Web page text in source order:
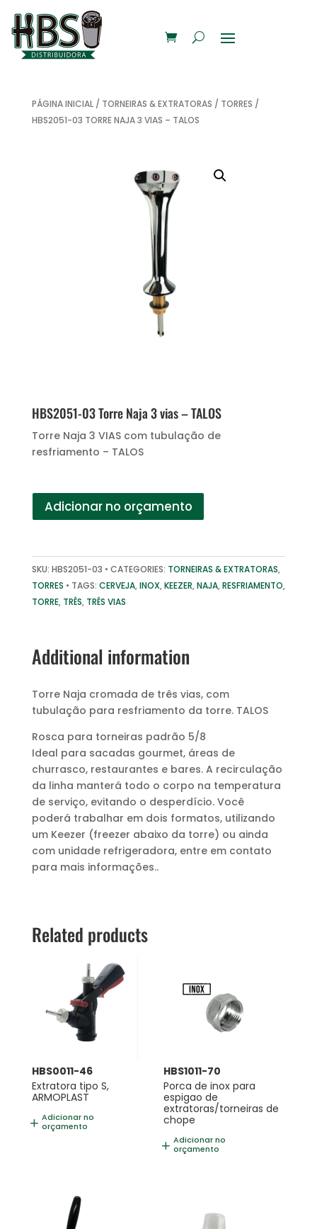
PÁGINA INICIAL/ TORNEIRAS & EXTRATORAS / TORRES /
HBS2051-03 TORRE NAJA 3 VIAS – TALOS
HBS2051-03 Torre Naja 3 vias – TALOS
Torre Naja 3 VIAS com tubulação de
resfriamento – TALOS
Adicionar no orçamento
SKU: HBS2051-03 CATEGORIES: TORNEIRAS & EXTRATORAS,
TORRES
TAGS: CERVEJA,INOX,KEEZER,NAJA,RESFRIAMENTO,
TORRE, TRÊS, TRÊS VIAS
Additional information
Torre Naja cromada de três vias, com
tubulação para resfriamento da torre. TALOS
Rosca para torneiras padrão 5/8
Ideal para sacadas gourmet, áreas de
churrasco, restaurantes e bares. A recirculação
da linha manterá todo o corpo na temperatura
de serviço, evitando o desperdício. Você
poderá trabalhar em dois formatos, utilizando
um Keezer (freezer abaixo da torre) ou ainda
com unidade refrigeradora, entre em contato
para mais informações..
Related products
HBS0011-46
Extratora tipo S,
ARMOPLAST
Adicionar no
orçamento
HBS1011-70
Porca de inox para
espigao de
extratoras/torneiras de
chope
Adicionar no
orçamento